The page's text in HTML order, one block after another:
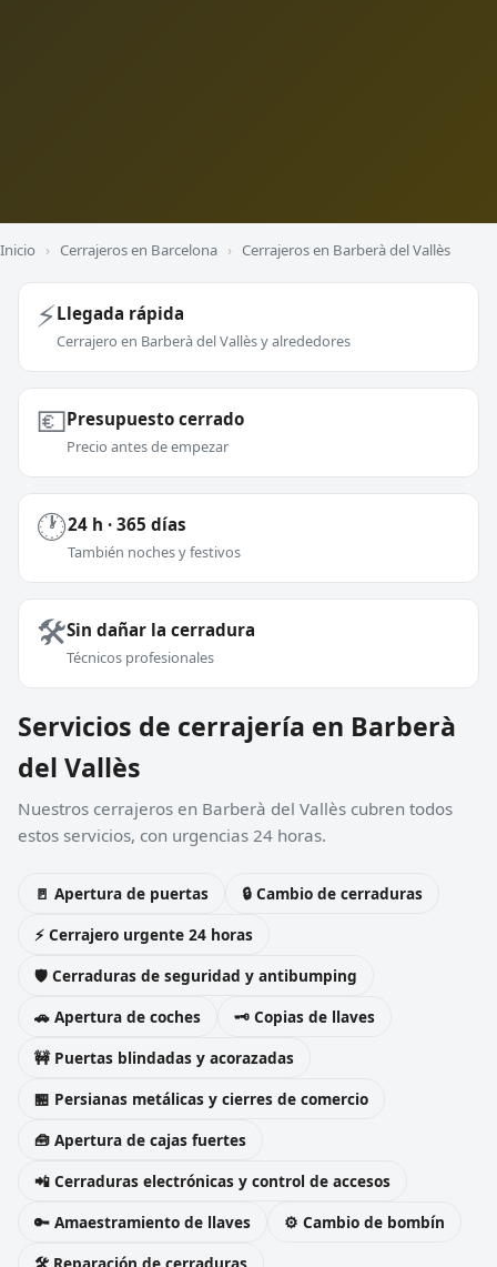
Inicio › Cerrajeros en Barcelona › Cerrajeros en Barberà del Vallès
⚡Llegada rápida
Cerrajero en Barberà del Vallès y alrededores
💶Presupuesto cerrado
Precio antes de empezar
🕐24 h · 365 días
También noches y festivos
🛠️Sin dañar la cerradura
Técnicos profesionales
Servicios de cerrajería en Barberà
del Vallès
Nuestros cerrajeros en Barberà del Vallès cubren todos
estos servicios, con urgencias 24 horas.
🚪 Apertura de puertas
🔒 Cambio de cerraduras
⚡ Cerrajero urgente 24 horas
🛡️ Cerraduras de seguridad y antibumping
🚗 Apertura de coches
🗝️ Copias de llaves
🚧 Puertas blindadas y acorazadas
🏪 Persianas metálicas y cierres de comercio
🧰 Apertura de cajas fuertes
📲 Cerraduras electrónicas y control de accesos
🔑 Amaestramiento de llaves
⚙️ Cambio de bombín
🛠️ Reparación de cerraduras